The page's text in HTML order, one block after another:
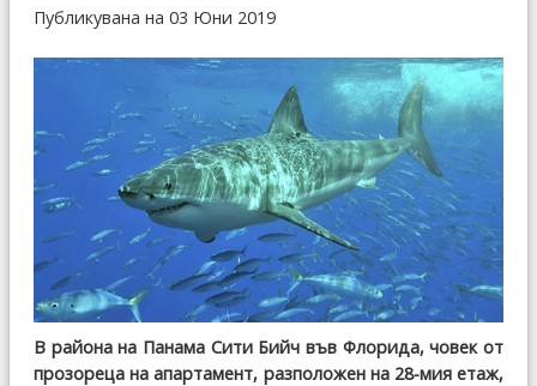
Публикувана на 03 Юни 2019
В района на Панама Сити Бийч във Флорида, човек от
прозореца на апартамент, разположен на 28-мия етаж,